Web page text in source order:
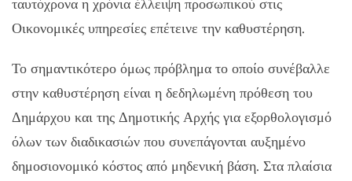
ταυτόχρονα η χρόνια έλλειψη προσωπικού στις
Οικονομικές υπηρεσίες επέτεινε την καθυστέρηση.
Το σημαντικότερο όμως πρόβλημα το οποίο συνέβαλλε
στην καθυστέρηση είναι η δεδηλωμένη πρόθεση του
Δημάρχου και της Δημοτικής Αρχής για εξορθολογισμό
όλων των διαδικασιών που συνεπάγονται αυξημένο
δημοσιονομικό κόστος από μηδενική βάση. Στα πλαίσια